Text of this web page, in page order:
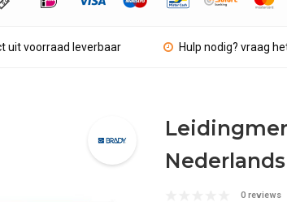
uit voorraad leverbaar Hulp nodig? vraag
0 reviews